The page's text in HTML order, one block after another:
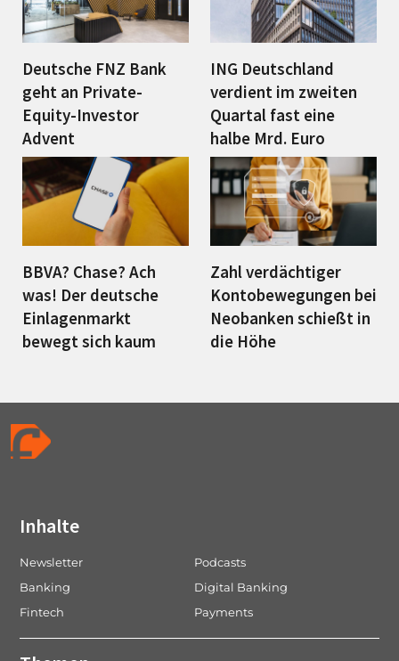
Deutsche FNZ Bank
geht an Private-
Equity-Investor
Advent
ING Deutschland
verdient im zweiten
Quartal fast eine
halbe Mrd. Euro
BBVA? Chase? Ach
was! Der deutsche
Einlagenmarkt
bewegt sich kaum
Zahl verdächtiger
Kontobewegungen bei
Neobanken schießt in
die Höhe
Inhalte
Newsletter
Podcasts
Banking
Digital Banking
Fintech
Payments